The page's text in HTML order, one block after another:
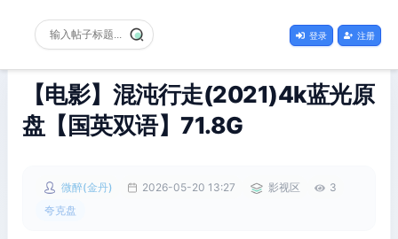
登录 注册
【电影】混沌行走(2021)4k蓝光原
盘【国英双语】71.8G
微醉(金丹) 2026-05-20 13:27 影视区
3
夸克盘